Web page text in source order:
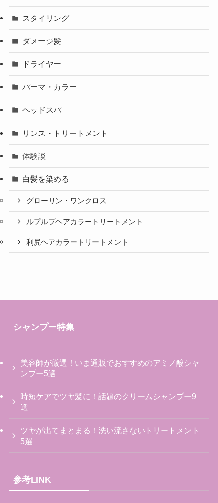
スタイリング
ダメージ髪
ドライヤー
パーマ・カラー
ヘッドスパ
リンス・トリートメント
体験談
白髪を染める
グローリン・ワンクロス
ルプルプヘアカラートリートメント
利尻ヘアカラートリートメント
シャンプー特集
美容師が厳選！いま通販でおすすめのアミノ酸シャ
ンプー5選
時短ケアでツヤ髪に！話題のクリームシャンプー9
選
ツヤが出てまとまる！洗い流さないトリートメント
5選
参考LINK